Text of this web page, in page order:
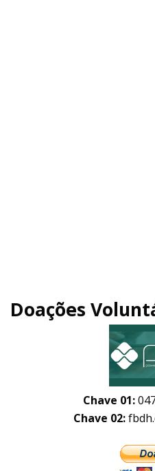
Doações
Chave 01:
Chave 02: